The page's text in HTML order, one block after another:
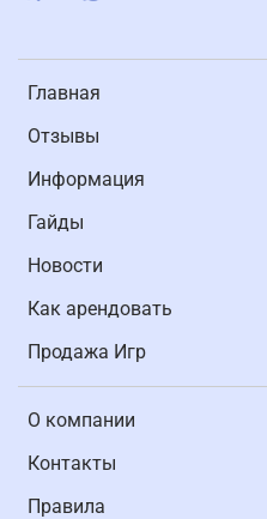
Главная
Отзывы
Информация
Гайды
Новости
Как арендовать
Продажа Игр
О компании
Контакты
Правила